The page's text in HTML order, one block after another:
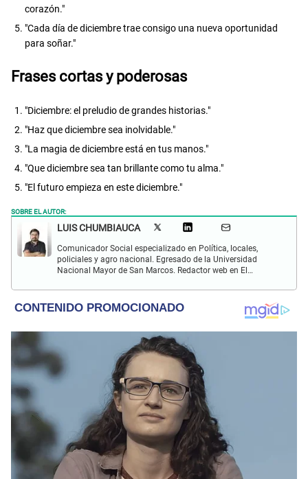
corazón."
"Cada día de diciembre trae consigo una nueva oportunidad
para soñar."
Frases cortas y poderosas
"Diciembre: el preludio de grandes historias."
"Haz que diciembre sea inolvidable."
"La magia de diciembre está en tus manos."
"Que diciembre sea tan brillante como tu alma."
"El futuro empieza en este diciembre."
SOBRE EL AUTOR:
LUIS CHUMBIAUCA
Comunicador Social especializado en Política, locales,
policiales y agro nacional. Egresado de la Universidad
Nacional Mayor de San Marcos. Redactor web en El
Sociología, Historia, Matemáticas, Psicología, Filosofía,
películas y series.